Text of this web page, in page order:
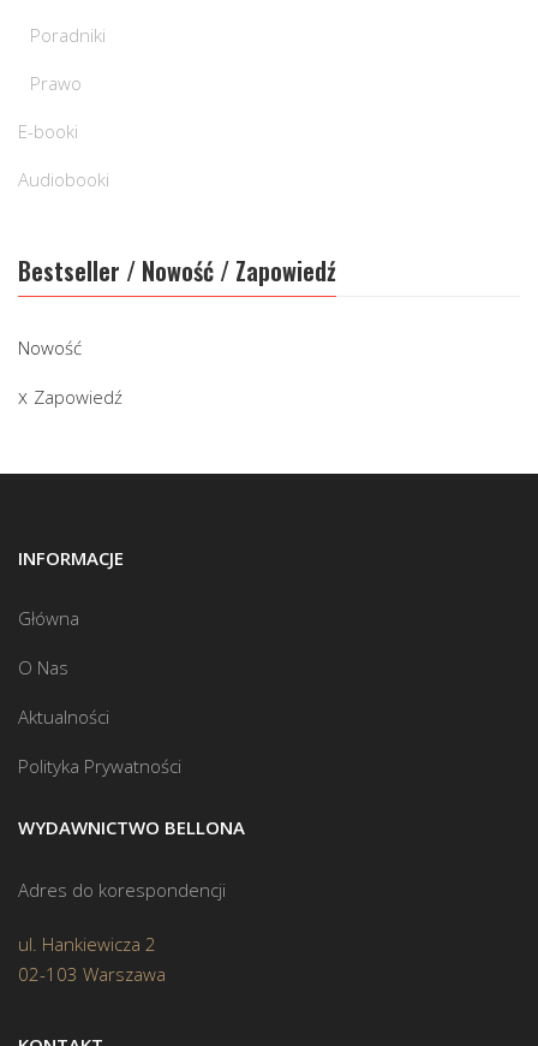
Poradniki
Prawo
E-booki
Audiobooki
Bestseller / Nowość / Zapowiedź
Nowość
Zapowiedź
INFORMACJE
Główna
O Nas
Aktualności
Polityka Prywatności
WYDAWNICTWO BELLONA
Adres do korespondencji
ul. Hankiewicza 2
02-103 Warszawa